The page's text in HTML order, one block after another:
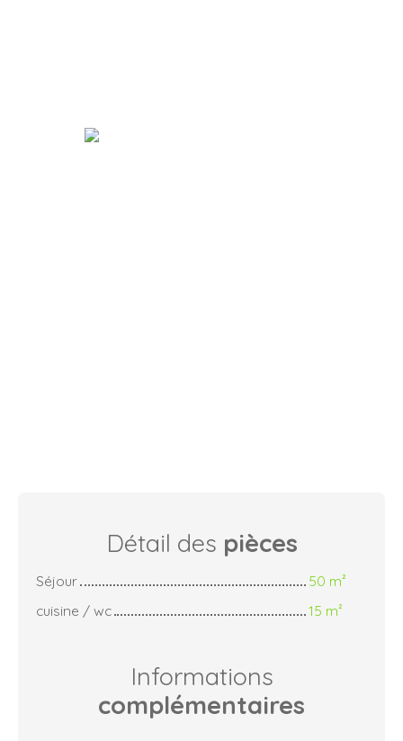
Détail des pièces
Séjour
50 m²
cuisine / wc
15 m²
Informations
complémentaires